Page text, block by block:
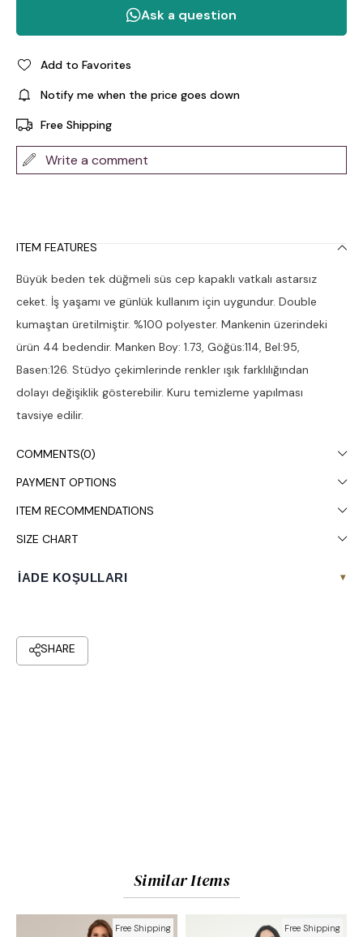
Add to Favorites
Notify me when the price goes down
Free Shipping
Write a comment
ITEM FEATURES
Büyük beden tek düğmeli süs cep kapaklı vatkalı astarsız
ceket. İş yaşamı ve günlük kullanım için uygundur. Double
kumaştan üretilmiştir. %100 polyester. Mankenin üzerindeki
ürün 44 bedendir. Manken Boy: 1.73, Göğüs:114, Bel:95,
Basen:126. Stüdyo çekimlerinde renkler ışık farklılığından
dolayı değişiklik gösterebilir. Kuru temizleme yapılması
tavsiye edilir.
COMMENTS(0)
PAYMENT OPTIONS
ITEM RECOMMENDATIONS
SIZE CHART
İADE KOŞULLARI ▾
Similar Items
Free Shipping Free Shipping